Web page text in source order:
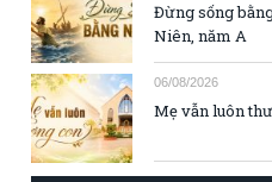
Đừng sống
Niên, năm A
06/08/2026
Mẹ vẫn luôn